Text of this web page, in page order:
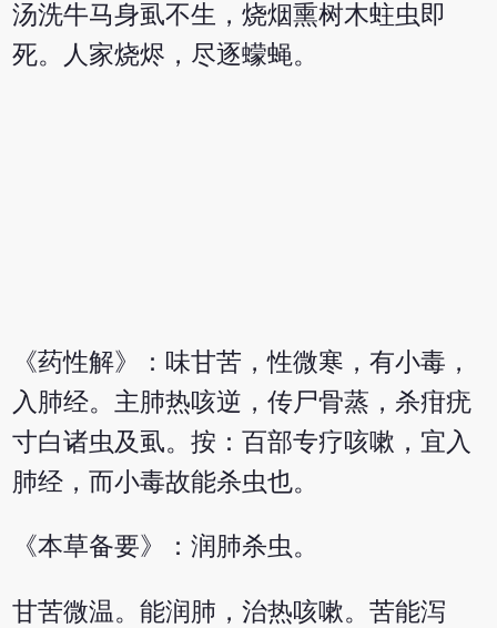
汤洗牛马身虱不生，烧烟熏树木蛀虫即
死。人家烧烬，尽逐蠓蝇。
《药性解》：味甘苦，性微寒，有小毒，
入肺经。主肺热咳逆，传尸骨蒸，杀疳疣
寸白诸虫及虱。按：百部专疗咳嗽，宜入
肺经，而小毒故能杀虫也。
《本草备要》：润肺杀虫。
甘苦微温。能润肺，治热咳嗽。苦能泻